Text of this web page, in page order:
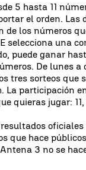
5 hasta 11
el orden.
de los números
selecciona una
puede ganar
De lunes
tres sorteos que
La participación
quieras jugar:
que hace
3 no se